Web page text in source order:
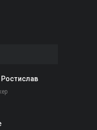
Ростислав